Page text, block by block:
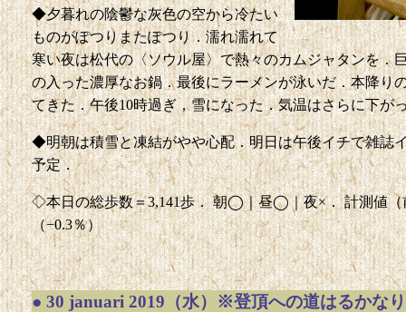
◆夕暮れの陰鬱な灰色の空から冷たい
ものがぽつりまたぽつり．濡れ濡れて
寒い夜は松代の〈ソウル屋〉で熱々のカムジャタンを．
の入った濃厚なお鍋．最後にラーメンが泳いだ．本降り
てきた．午後10時過ぎ，雪になった．気温はさらに下が
◆明朝は積雪と凍結がやや心配．明日は午後イチで雑誌
予定．
◇本日の総歩数＝3,141歩． 朝◯｜昼◯｜夜×． 計測値（
（−0.3％）
● 30 januari 2019（水）※登頂への道はるかなり